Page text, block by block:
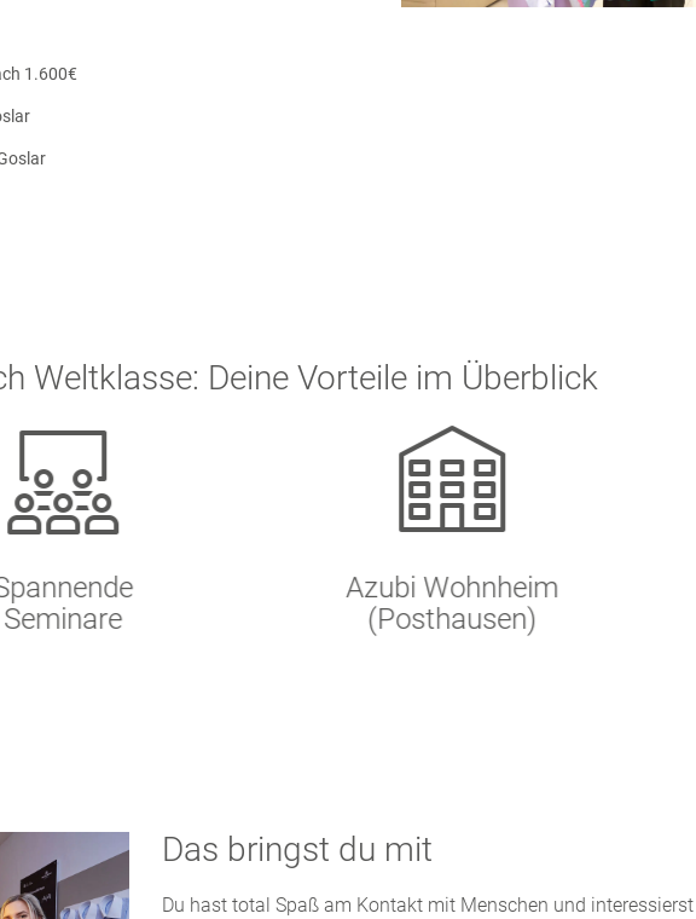
1.600€
Weltklasse: Deine Vorteile im Überblick
Seminare
Azubi Wohnheim
(Posthausen)
Das bringst du mit
Du hast total Spaß am Kontakt mit Menschen und